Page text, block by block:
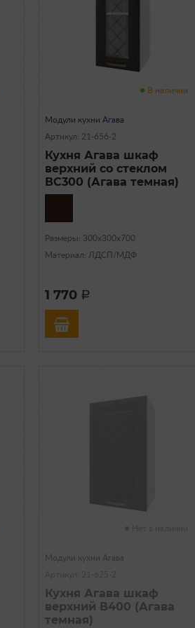
В наличии
Модули кухни Агава
Артикул: 21-656-2
Кухня Агава шкаф
верхний со стеклом
ВС300 (Агава темная)
Размеры: 300х300х700
Материал: ЛДСП/МДФ
1 770 a
Модули кухни Агава
Кухня Агава шкаф
верхний В400 (Агава
темная)